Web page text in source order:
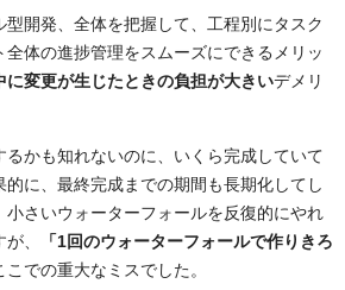
型開発、全体を把握して、工程別にタスク
体の進捗管理をスムーズにできるメリッ
に変更が生じたときの負担が大きいデメリ
るかも知れないのに、いくら完成していて
的に、最終完成までの期間も長期化してし
小さいウォーターフォールを反復的にやれ
、
「1回のウォーターフォールで作りきろ
こでの重大なミスでした。